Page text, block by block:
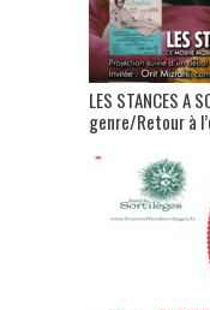
LES STANCES A
genre/Retour à